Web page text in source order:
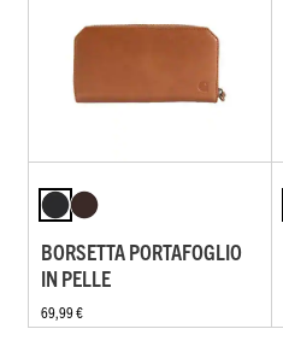
BORSETTA PORTAFOGLIO
IN PELLE
69,99 €